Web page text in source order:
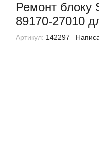
Ремонт блоку
89170-27010
Артикул: 142297